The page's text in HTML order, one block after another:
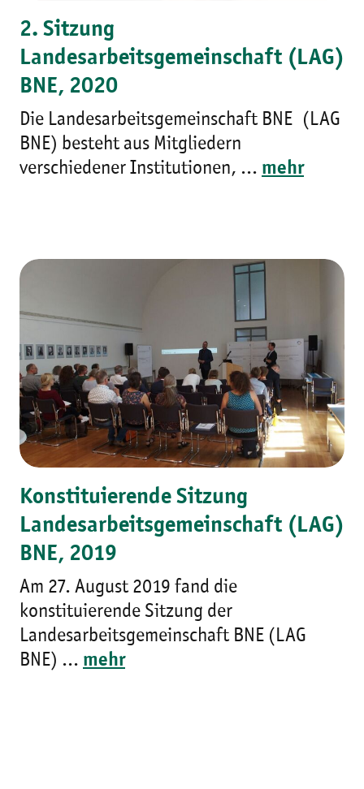
2. Sitzung
Landesarbeitsgemeinschaft (LAG)
BNE, 2020
Die Landesarbeitsgemeinschaft BNE (LAG
BNE) besteht aus Mitgliedern
verschiedener Institutionen, ... mehr
Konstituierende Sitzung
Landesarbeitsgemeinschaft (LAG)
BNE, 2019
Am 27. August 2019 fand die
konstituierende Sitzung der
Landesarbeitsgemeinschaft BNE (LAG
BNE) ... mehr